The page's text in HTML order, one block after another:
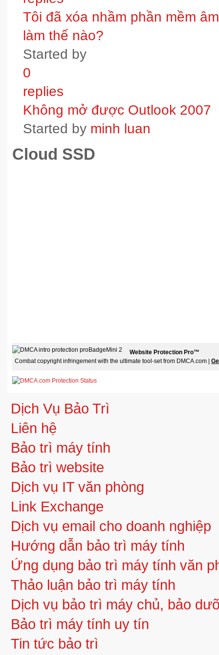
Tôi đã xóa nhầm phần mềm
làm thế nào?
Started by
0
replies
Không mở được Outlook 2007
Started by minh luan
Cloud SSD
Website Protection Pro™
Combat copyright infringement with the ultimate tool-set from DMCA.com |
Dịch Vụ Bảo Trì
Liên hệ
Bảo trì máy tính
Bảo trì website
Dịch vụ IT văn phòng
Link Exchange
Dịch vụ email cho doanh nghiệp
Hướng dẫn bảo trì máy tính
Ứng dụng bảo trì máy tính văn
Thảo luận bảo trì máy tính
Dịch vụ bảo trì máy chủ, bảo
Bảo trì máy tính uy tín
Tin tức bảo trì